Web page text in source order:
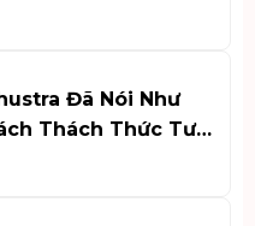
Đã Nói Như
Thách Thức Tư